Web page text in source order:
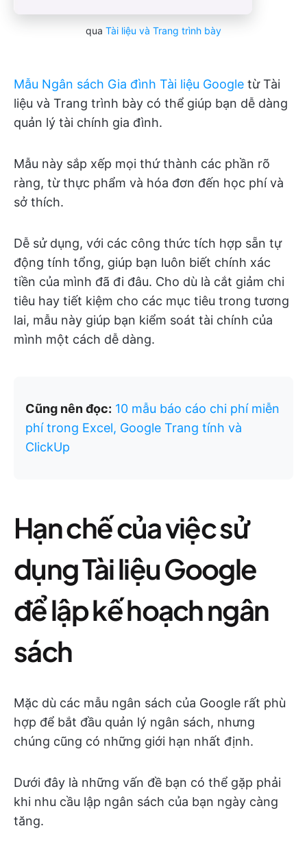
qua Tài liệu và Trang trình bày
Mẫu Ngân sách Gia đình Tài liệu Google từ Tài
liệu và Trang trình bày có thể giúp bạn dễ dàng
quản lý tài chính gia đình.
Mẫu này sắp xếp mọi thứ thành các phần rõ
ràng, từ thực phẩm và hóa đơn đến học phí và
sở thích.
Dễ sử dụng, với các công thức tích hợp sẵn tự
động tính tổng, giúp bạn luôn biết chính xác
tiền của mình đã đi đâu. Cho dù là cắt giảm chi
tiêu hay tiết kiệm cho các mục tiêu trong tương
lai, mẫu này giúp bạn kiểm soát tài chính của
mình một cách dễ dàng.
Cũng nên đọc: 10 mẫu báo cáo chi phí miễn
phí trong Excel, Google Trang tính và
ClickUp
Hạn chế của việc sử
dụng Tài liệu Google
để lập kế hoạch ngân
sách
Mặc dù các mẫu ngân sách của Google rất phù
hợp để bắt đầu quản lý ngân sách, nhưng
chúng cũng có những giới hạn nhất định.
Dưới đây là những vấn đề bạn có thể gặp phải
khi nhu cầu lập ngân sách của bạn ngày càng
tăng.